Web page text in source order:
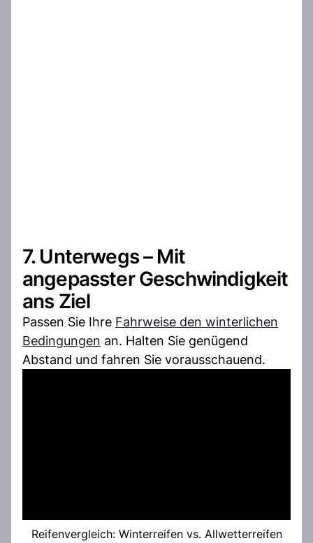
7. Unterwegs – Mit
angepasster Geschwindigkeit
ans Ziel
Passen Sie Ihre Fahrweise den winterlichen
Bedingungen an. Halten Sie genügend
Abstand und fahren Sie vorausschauend.
Reifenvergleich: Winterreifen vs. Allwetterreifen